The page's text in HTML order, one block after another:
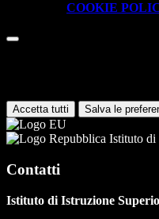
COOKIE
Accetta tutti Salva le
Istituto di
Contatti
Istituto di Istruzione